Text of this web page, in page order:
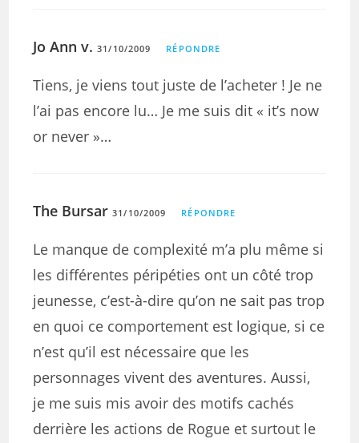
Jo Ann v. 31/10/2009 RÉPONDRE
Tiens, je viens tout juste de l’acheter ! Je ne
l’ai pas encore lu… Je me suis dit « it’s now
or never »…
The Bursar 31/10/2009 RÉPONDRE
Le manque de complexité m’a plu même si
les différentes péripéties ont un côté trop
jeunesse, c’est-à-dire qu’on ne sait pas trop
en quoi ce comportement est logique, si ce
n’est qu’il est nécessaire que les
personnages vivent des aventures. Aussi,
je me suis mis avoir des motifs cachés
derrière les actions de Rogue et surtout le